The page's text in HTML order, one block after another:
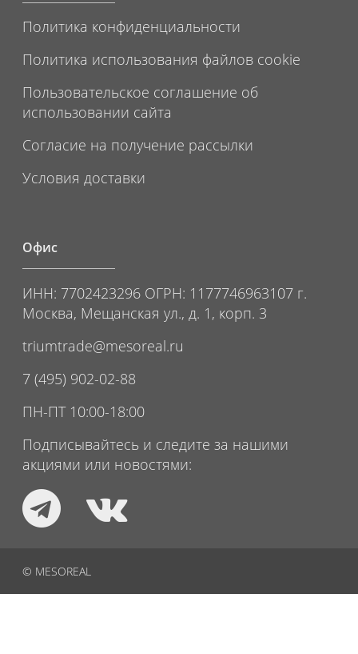
Политика конфиденциальности
Политика использования файлов cookie
Пользовательское соглашение об
использовании сайта
Согласие на получение рассылки
Условия доставки
Офис
ИНН: 7702423296 ОГРН: 1177746963107 г.
Москва, Мещанская ул., д. 1, корп. 3
triumtrade@mesoreal.ru
7 (495) 902-02-88
ПН-ПТ 10:00-18:00
Подписывайтесь и следите за нашими
акциями или новостями:
© MESOREAL